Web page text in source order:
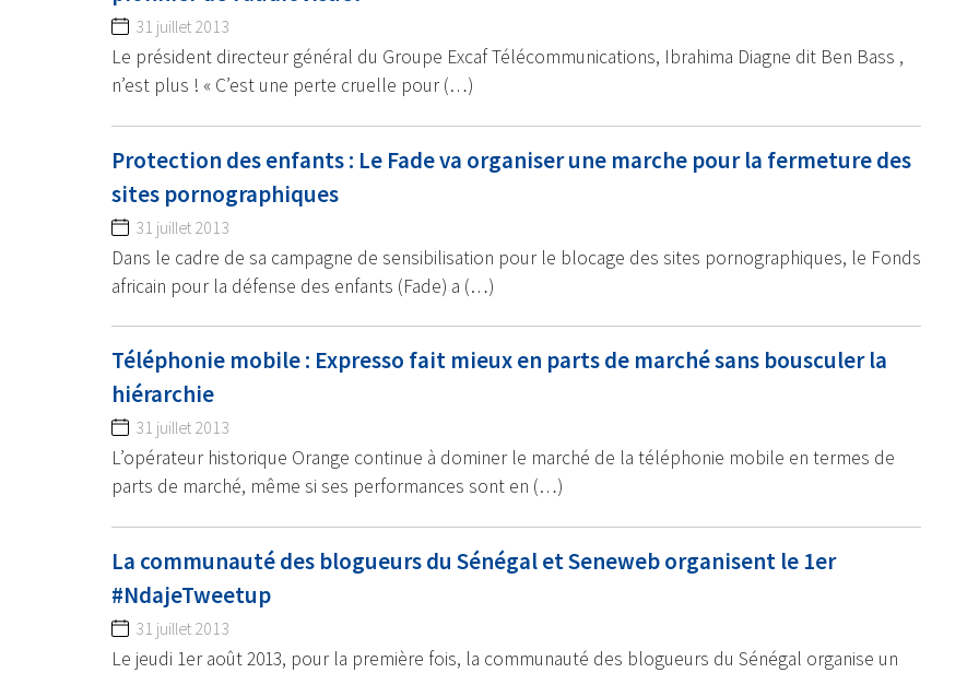
31 juillet 2013
Le président directeur général du Groupe Excaf Télécommunications, Ibrahima Diagne dit Ben Bass ,
n’est plus ! « C’est une perte cruelle pour (…)
Protection des enfants : Le Fade va organiser une marche pour la fermeture des
sites pornographiques
31 juillet 2013
Dans le cadre de sa campagne de sensibilisation pour le blocage des sites pornographiques, le Fonds
africain pour la défense des enfants (Fade) a (…)
Téléphonie mobile : Expresso fait mieux en parts de marché sans bousculer la
hiérarchie
31 juillet 2013
L’opérateur historique Orange continue à dominer le marché de la téléphonie mobile en termes de
parts de marché, même si ses performances sont en (…)
La communauté des blogueurs du Sénégal et Seneweb organisent le 1er
#NdajeTweetup
31 juillet 2013
Le jeudi 1er août 2013, pour la première fois, la communauté des blogueurs du Sénégal organise un